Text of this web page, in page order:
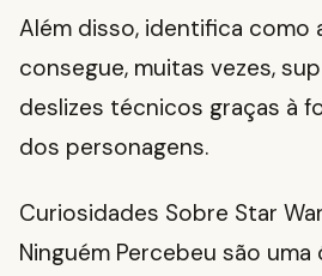
Além disso, identifica como
consegue, muitas vezes,
deslizes técnicos graças à
dos personagens.
Curiosidades Sobre Star
Ninguém Percebeu são